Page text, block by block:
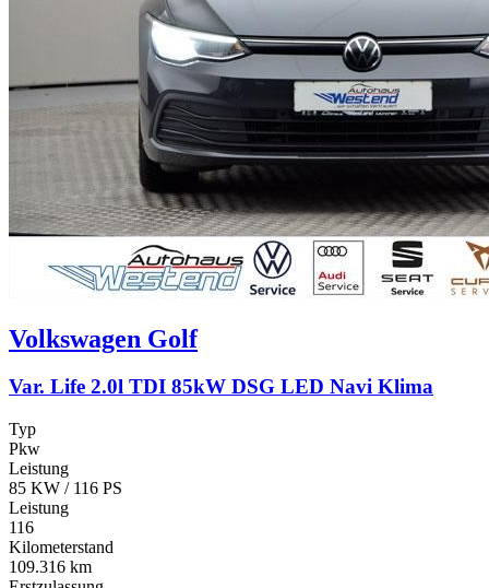
Volkswagen Golf
Var. Life 2.0l TDI 85kW DSG LED Navi Klima
Typ
Pkw
Leistung
85 KW / 116 PS
Leistung
116
Kilometerstand
109.316 km